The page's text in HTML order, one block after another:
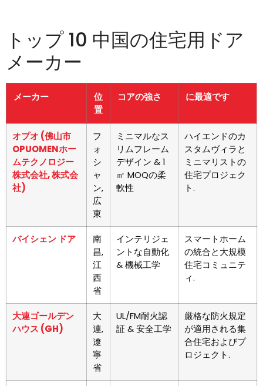
トップ 10 中国の住宅用ドア
メーカー
メーカー
位
置
コアの強さ に最適です
オプオ (佛山市
OPUOMENホー
ムテクノロジー
株式会社, 株式会
社)
フ
ォ
シ
ャ
ン,
広
東
ミニマルなス
リムフレーム
デザイン & 1
㎡ MOQの柔
軟性
ハイエンドのカ
スタムヴィラと
ミニマリストの
住宅プロジェク
ト.
バイシェン ドア
南
昌,
江
西
省
インテリジェ
ントな自動化
& 機械工学
スマートホーム
の統合と大規模
住宅コミュニテ
ィ.
大連ゴールデン
ハウス (GH)
大
連,
遼
寧
省
UL/FM耐火認
証 & 安全工学
厳格な防火規定
が適用される集
合住宅およびプ
ロジェクト.